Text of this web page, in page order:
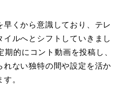
早くから意識しており、テレ
イルへとシフトしていきまし
的にコント動画を投稿し、
れない独特の間や設定を活か
。